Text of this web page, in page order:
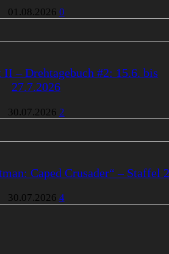
01.08.2026 0
II – Drehtagebuch #2: 15.6. bis
27.7.2026
30.07.2026 2
Caped Crusader“ – Staffel 2
30.07.2026 4